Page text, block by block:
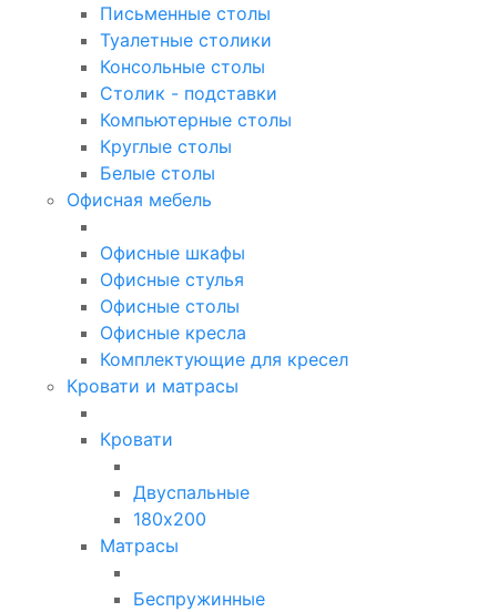
Письменные столы
Туалетные столики
Консольные столы
Столик - подставки
Компьютерные столы
Круглые столы
Белые столы
Офисная мебель
Офисные шкафы
Офисные стулья
Офисные столы
Офисные кресла
Комплектующие для кресел
Кровати и матрасы
Кровати
Двуспальные
180х200
Матрасы
Беспружинные